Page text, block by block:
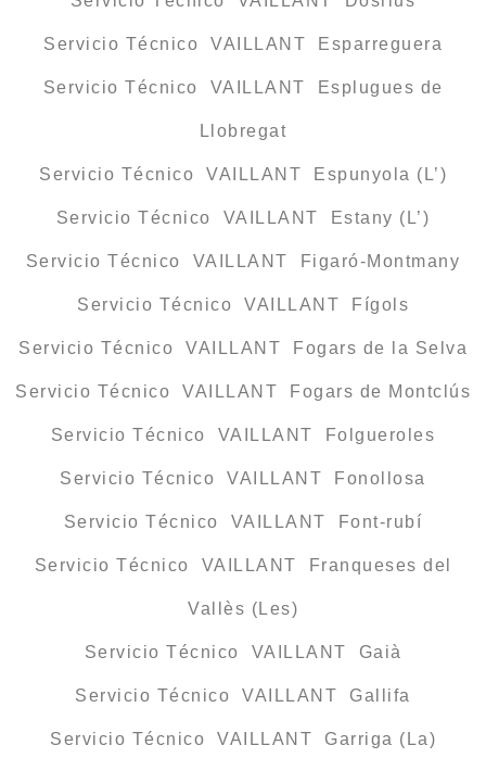
Servicio Técnico VAILLANT Esparreguera
Servicio Técnico VAILLANT Esplugues de
Llobregat
Servicio Técnico VAILLANT Espunyola (L’)
Servicio Técnico VAILLANT Estany (L’)
Servicio Técnico VAILLANT Figaró-Montmany
Servicio Técnico VAILLANT Fígols
Servicio Técnico VAILLANT Fogars de la Selva
Servicio Técnico VAILLANT Fogars de Montclús
Servicio Técnico VAILLANT Folgueroles
Servicio Técnico VAILLANT Fonollosa
Servicio Técnico VAILLANT Font-rubí
Servicio Técnico VAILLANT Franqueses del
Vallès (Les)
Servicio Técnico VAILLANT Gaià
Servicio Técnico VAILLANT Gallifa
Servicio Técnico VAILLANT Garriga (La)